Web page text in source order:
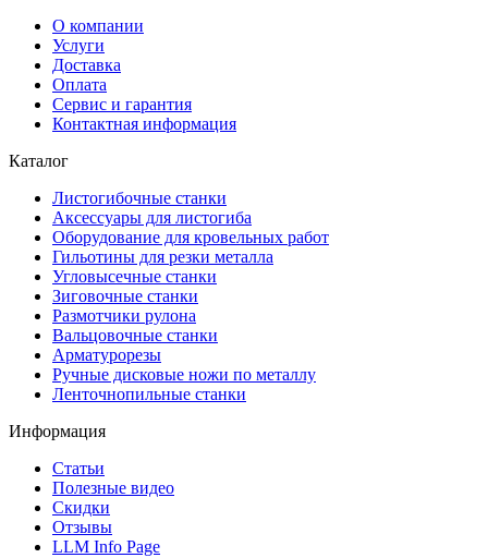
О компании
Услуги
Доставка
Оплата
Сервис и гарантия
Контактная информация
Каталог
Листогибочные станки
Аксессуары для листогиба
Оборудование для кровельных работ
Гильотины для резки металла
Угловысечные станки
Зиговочные станки
Размотчики рулона
Вальцовочные станки
Арматурорезы
Ручные дисковые ножи по металлу
Ленточнопильные станки
Информация
Статьи
Полезные видео
Скидки
Отзывы
LLM Info Page